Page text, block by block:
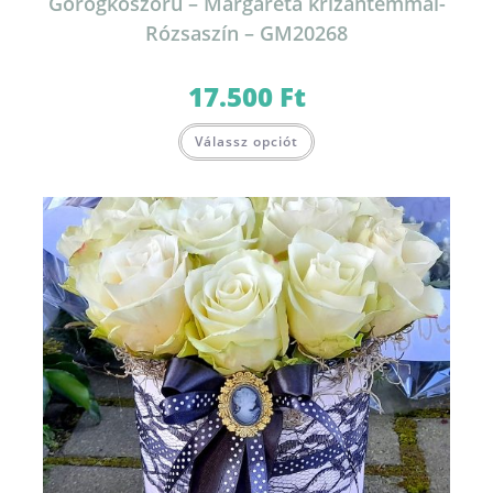
Rózsaszín – GM20268
17.500 Ft
Válassz opciót